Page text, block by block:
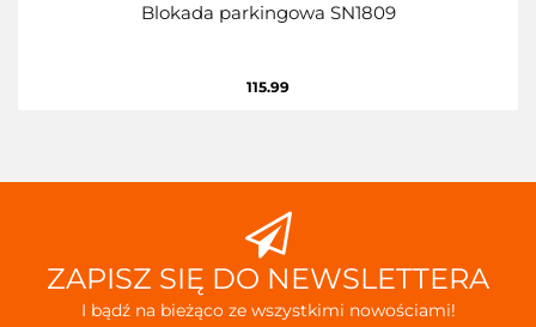
Blokada parkingowa SN1809
115.99
ZAPISZ SIĘ DO NEWSLETTERA
I bądź na bieżąco ze wszystkimi nowościami!